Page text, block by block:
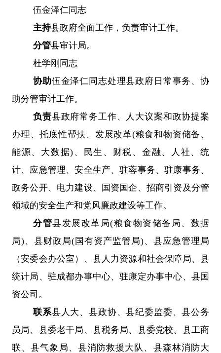
伍金泽仁同志
主持县政府全面工作，负责审计工作。
分管县审计局。
杜学刚同志
协助伍金泽仁同志处理县政府日常事务、协
助分管审计工作。
负责县政府常务工作、
人大议案和政协提案
办理、托底性帮扶、 发展改革(粮食和物资储备、
能源、 大数据)、民生、财税、金融、人社、统
计、 应急管理、安全生产、驻蓉事务、驻康事务、
政务公开、电力建设、国资国企、招商引资及分管
领域的安全生产和党风廉政建设等工作。
分管县发展改革局(粮食物资储备局 、 数据
局)、县财政局(国有资产监管局)、 县应急管理局
（安委会办公室）、 县人力资源和社会保障局、县
统计局、驻成都办事中心、驻康定办事中心、县国
资公司。
联系县人大、县政协、县纪委监委、县公务
员局、县委老干局、县税务局、县委党校、县工商
联、县气象局、县消防救援大队、县森林消防大